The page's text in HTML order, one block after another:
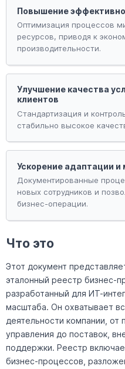
Повышение
Оптимизация процессов
ресурсов, приводя к
производительности.
Улучшение качества
клиентов
Стандартизация и
стабильно высокое
Ускорение адаптации
Документированные
новых сотрудников и
бизнес-операции.
Что это
Этот документ
эталонный реестр бизнес-
разработанный для ИТ-
масштаба. Он охватывает
деятельности компании, от
управления до поставок,
поддержки. Реестр
бизнес-процессов,